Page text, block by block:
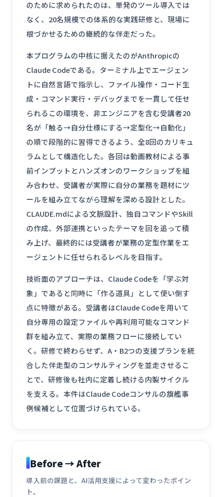
のために求められたのは、単発のツール導入では
なく、20名規模での体系的な実践研修と、現場に
根づかせるための継続的な伴走だった。
本プログラムの中核に据えたのがAnthropicの
Claude Codeである。ターミナル上でエージェン
トに自然言語で指示し、ファイル操作・コード生
成・コマンド実行・デバッグまでを一貫して任せ
られるこの環境を、非エンジニアを含む受講者20
名が「触る→自分仕様にする→定型化→自動化」
の順で段階的に習得できるよう、全8回のカリキュ
ラムとして構造化した。各回は動画教材による事
前インプットとハンズオンのワークショップを組
み合わせ、受講者が実際に自分の業務を題材にツ
ールを組み立てながら理解を深める設計とした。
CLAUDE.mdによる文脈設計、独自コマンドやSkill
の作成、外部連携といったテーマを回を追って積
み上げ、最終的には受講者が業務の定型作業をエ
ージェントに任せられるレベルを目指す。
技術面のアプローチは、Claude Codeを「学ぶ対
象」であると同時に「作る道具」として使い倒す
点に特徴がある。受講者はClaude Codeを用いて
自分専用の設定ファイルや再利用可能なコマンド
群を組み立て、実際の業務フローに接続してい
く。研修で終わらせず、A・B2つの支援プランを統
合した伴走型のコンサルティングを並走させるこ
とで、研修後も社内に定着し続ける内製サイクル
を支える。本件はClaude Codeコンサルの旗艦事
例候補として位置づけられている。
Before → After
導入前の課題と、AI活用支援によって変わったポイン
ト。